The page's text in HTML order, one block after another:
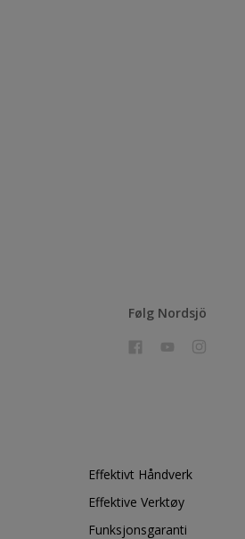
Følg Nordsjö
Effektivt Håndverk
Effektive Verktøy
Funksjonsgaranti